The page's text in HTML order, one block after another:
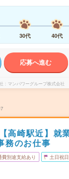
30代 40代
応募へ進む
マンパワーグループ株式会社
高崎駅近】就
務のお仕事
費別途支給あり 土日祝